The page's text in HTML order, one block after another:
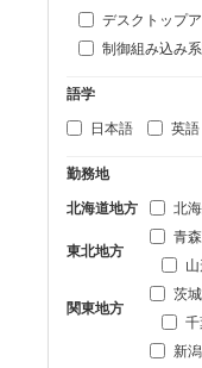
デスクトップ
制御組み込み
語学
日本語
英語
勤務地
北海道地方
北
東北地方
青
関東地方
茨
新